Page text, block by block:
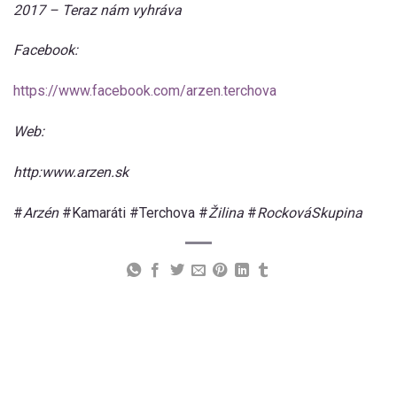
2017 – Teraz nám vyhráva
Facebook:
https://www.facebook.com/arzen.terchova
Web:
http:www.arzen.sk
#Arzén#Kamaráti #Terchova #Žilina #RockováSkupina